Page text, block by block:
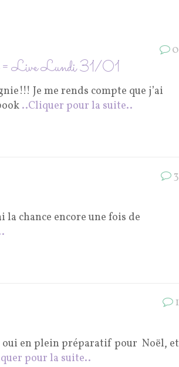
0
= Live Lundi 31/01
Je me rends compte que j’ai
..Cliquer pour la suite..
3
chance encore une fois de
1
oui en plein préparatif pour Noël, et
pour la suite..